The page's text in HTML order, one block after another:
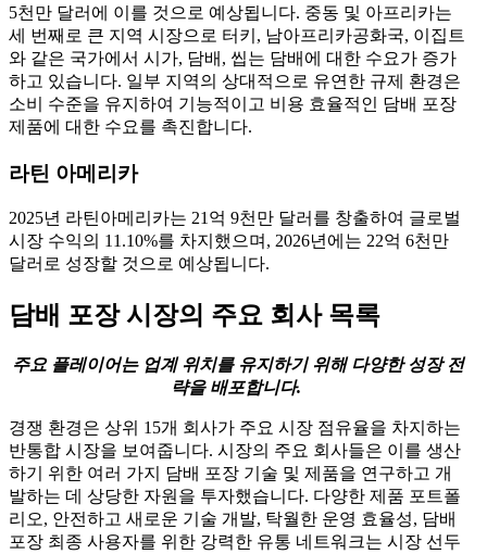
5천만 달러에 이를 것으로 예상됩니다. 중동 및 아프리카는
세 번째로 큰 지역 시장으로 터키, 남아프리카공화국, 이집트
와 같은 국가에서 시가, 담배, 씹는 담배에 대한 수요가 증가
하고 있습니다. 일부 지역의 상대적으로 유연한 규제 환경은
소비 수준을 유지하여 기능적이고 비용 효율적인 담배 포장
제품에 대한 수요를 촉진합니다.
라틴 아메리카
2025년 라틴아메리카는 21억 9천만 달러를 창출하여 글로벌
시장 수익의 11.10%를 차지했으며, 2026년에는 22억 6천만
달러로 성장할 것으로 예상됩니다.
담배 포장 시장의 주요 회사 목록
주요 플레이어는 업계 위치를 유지하기 위해 다양한 성장 전
략을 배포합니다.
경쟁 환경은 상위 15개 회사가 주요 시장 점유율을 차지하는
반통합 시장을 보여줍니다. 시장의 주요 회사들은 이를 생산
하기 위한 여러 가지 담배 포장 기술 및 제품을 연구하고 개
발하는 데 상당한 자원을 투자했습니다. 다양한 제품 포트폴
리오, 안전하고 새로운 기술 개발, 탁월한 운영 효율성, 담배
포장 최종 사용자를 위한 강력한 유통 네트워크는 시장 선두